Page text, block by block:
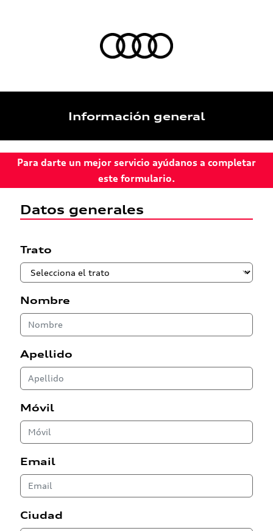
Información general
Para darte un mejor servicio ayúdanos a completar
este formulario.
Datos generales
Trato
Nombre
Apellido
Móvil
Email
Ciudad